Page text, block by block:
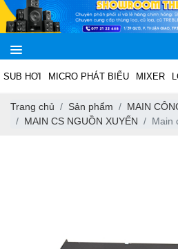
SUB HƠI MICRO PHÁT BIỂU MIXER
Trang chủ Sản phẩm
MAIN
MAIN CS NGUỒN XUYẾN
Main